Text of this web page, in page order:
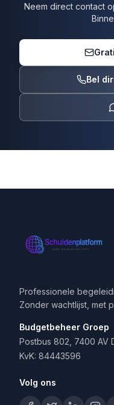
Neem direct contact
Bel
Professionele
Zonder wachtlijst, met
Budgetbeheer Groep
Postbus 802, 7400 AV
KvK: 84443596
Volg ons